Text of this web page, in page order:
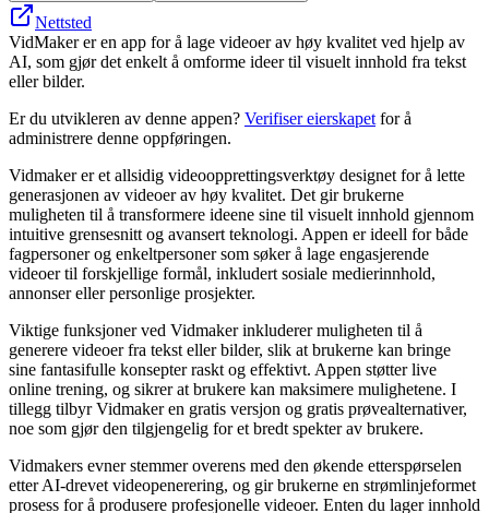
Nettsted
VidMaker er en app for å lage videoer av høy kvalitet ved hjelp av
AI, som gjør det enkelt å omforme ideer til visuelt innhold fra tekst
eller bilder.
Er du utvikleren av denne appen? Verifiser eierskapet for å
administrere denne oppføringen.
Vidmaker er et allsidig videoopprettingsverktøy designet for å lette
generasjonen av videoer av høy kvalitet. Det gir brukerne
muligheten til å transformere ideene sine til visuelt innhold gjennom
intuitive grensesnitt og avansert teknologi. Appen er ideell for både
fagpersoner og enkeltpersoner som søker å lage engasjerende
videoer til forskjellige formål, inkludert sosiale medierinnhold,
annonser eller personlige prosjekter.
Viktige funksjoner ved Vidmaker inkluderer muligheten til å
generere videoer fra tekst eller bilder, slik at brukerne kan bringe
sine fantasifulle konsepter raskt og effektivt. Appen støtter live
online trening, og sikrer at brukere kan maksimere mulighetene. I
tillegg tilbyr Vidmaker en gratis versjon og gratis prøvealternativer,
noe som gjør den tilgjengelig for et bredt spekter av brukere.
Vidmakers evner stemmer overens med den økende etterspørselen
etter AI-drevet videopenerering, og gir brukerne en strømlinjeformet
prosess for å produsere profesjonelle videoer. Enten du lager innhold